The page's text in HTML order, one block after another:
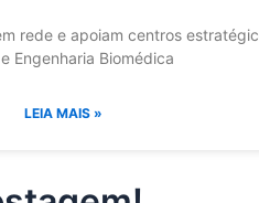
rede e apoiam centros
Engenharia Biomédica​
LEIA MAIS »